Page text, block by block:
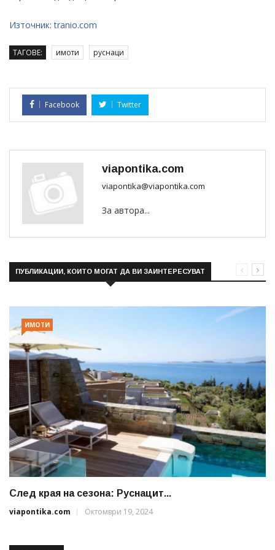
Източник: tranio.com
ТАГОВЕ: имоти руснаци
Facebook Twitter
viapontika.com
viapontika@viapontika.com
За автора...
ПУБЛИКАЦИИ, КОИТО МОГАТ ДА ВИ ЗАИНТЕРЕСУВАТ
ИМОТИ
След края на сезона: Руснацит...
viapontika.com
Октомври 19, 2024